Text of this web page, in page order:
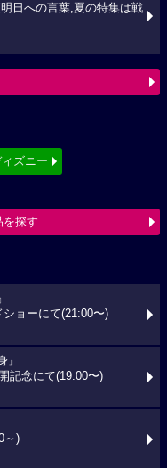
日への言葉,夏の特集は戦
ズニー
を探す
ョーにて(21:00〜)
』
記念にて(19:00〜)
～)